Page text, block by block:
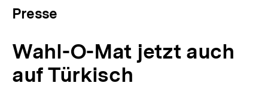
bpb.de
Presse
Wahl-O-Mat jetzt auch
auf Türkisch